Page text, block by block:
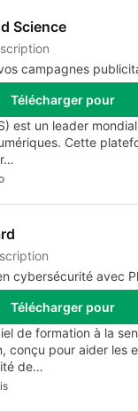
Science
campagnes
Télécharger pour
est un leader
Cette
cybersécurité avec
Télécharger pour
de formation à la
conçu pour aider les
de…